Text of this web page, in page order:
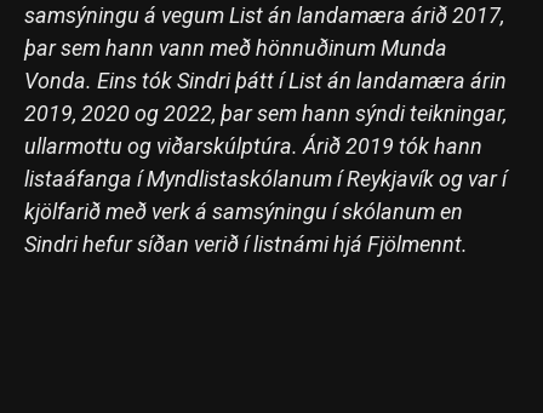
samsýningu á vegum List án landamæra árið 2017,
þar sem hann vann með hönnuðinum Munda
Vonda. Eins tók Sindri þátt í List án landamæra árin
2019, 2020 og 2022, þar sem hann sýndi teikningar,
ullarmottu og viðarskúlptúra. Árið 2019 tók hann
listaáfanga í Myndlistaskólanum í Reykjavík og var í
kjölfarið með verk á samsýningu í skólanum en
Sindri hefur síðan verið í listnámi hjá Fjölmennt.